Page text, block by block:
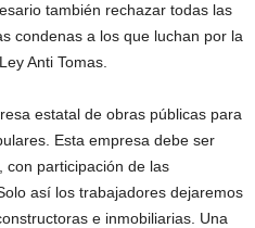
también rechazar todas las
condenas a los que luchan por la
Anti Tomas.
estatal de obras públicas para
Esta empresa debe ser
con participación de las
así los trabajadores dejaremos
e inmobiliarias. Una